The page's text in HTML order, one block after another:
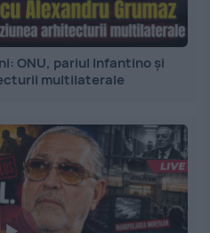
ONU, pariul Infantino și
multilaterale